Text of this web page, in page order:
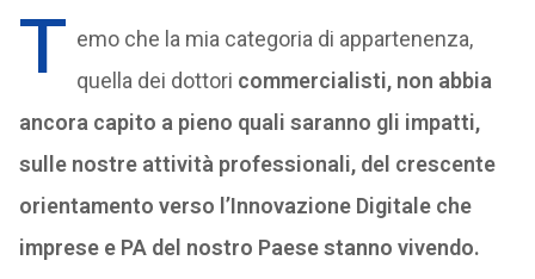
T emo che la mia categoria di appartenenza,
quella dei dottori commercialisti, non abbia
ancora capito a pieno quali saranno gli impatti,
sulle nostre attività professionali, del crescente
orientamento verso l’Innovazione Digitale che
imprese e PA del nostro Paese stanno vivendo.